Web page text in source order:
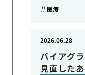
医療
バイアグ
見直した
2026.06.28